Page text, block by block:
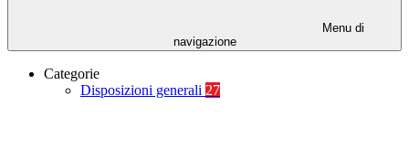
Menu di
navigazione
Categorie
Disposizioni generali 27